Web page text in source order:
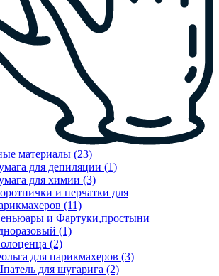
материалы (23)
для депиляции (1)
для химии (3)
и перчатки для
(11)
и Фартуки,простыни
(1)
(2)
для парикмахеров (3)
для шугарига (2)